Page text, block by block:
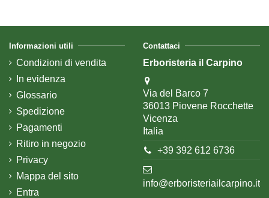
Informazioni utili
Condizioni di vendita
In evidenza
Glossario
Spedizione
Pagamenti
Ritiro in negozio
Privacy
Mappa del sito
Entra
Contattaci
Erboristeria il Carpino
Via del Barco 7
36013 Piovene Rocchette
Vicenza
Italia
+39 392 612 6736
info@erboristeriailcarpino.it